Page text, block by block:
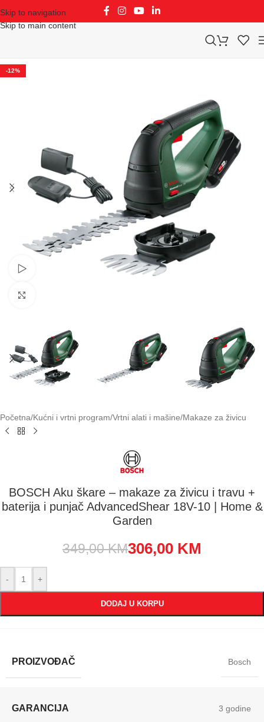
Skip to navigation
Skip to main content
-12%
Početna/Kućni i vrtni program/Vrtni alati i mašine/Makaze za živicu
BOSCH Aku škare – makaze za živicu i travu +
baterija i punjač AdvancedShear 18V-10 | Home &
Garden
349,00KM306,00 KM
- +
DODAJ U KORPU
PROIZVOĐAČ Bosch
GARANCIJA 3 godine